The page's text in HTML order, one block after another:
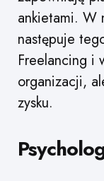
ankietami. W
następuje
Freelancing i
organizacji,
zysku.